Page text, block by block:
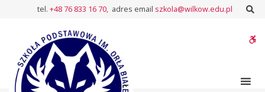
Zerówka
tel. +48 76 833 16 70, adres email szkola@wilkow.edu.pl